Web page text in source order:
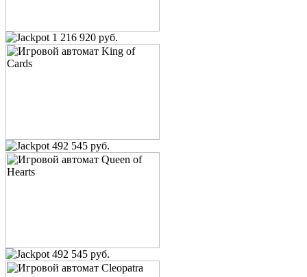
1 216 920 руб.
492 545 руб.
492 545 руб.